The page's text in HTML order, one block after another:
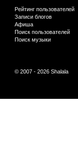
Рейтинг пользователей
Записи блогов
Афиша
Поиск пользователей
Поиск музыки
© 2007 - 2026 Shalala